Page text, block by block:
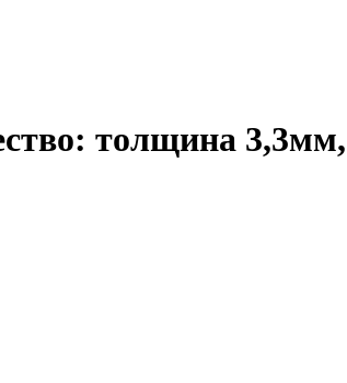
толщина